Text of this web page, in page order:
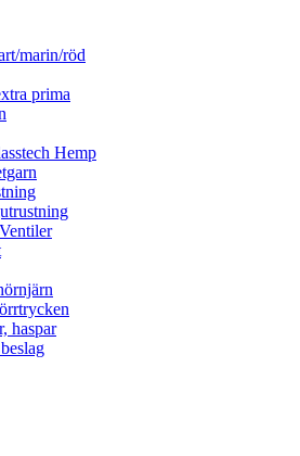
marin/röd
prima
Hemp
haspar